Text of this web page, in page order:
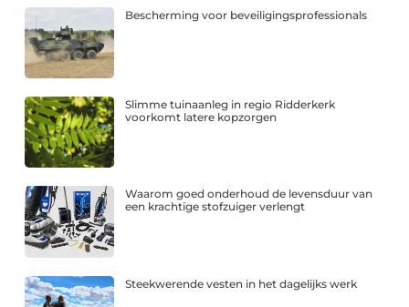
Bescherming voor beveiligingsprofessionals
Slimme tuinaanleg in regio Ridderkerk
voorkomt latere kopzorgen
Waarom goed onderhoud de levensduur van
een krachtige stofzuiger verlengt
Steekwerende vesten in het dagelijks werk